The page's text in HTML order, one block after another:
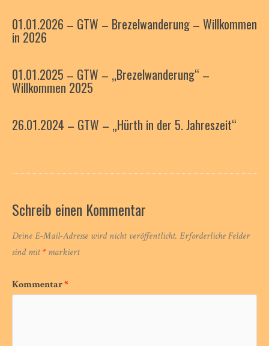
01.01.2026 – GTW – Brezelwanderung – Willkommen
in 2026
01.01.2025 – GTW – „Brezelwanderung“ –
Willkommen 2025
26.01.2024 – GTW – „Hürth in der 5. Jahreszeit“
Schreib einen Kommentar
Deine E-Mail-Adresse wird nicht veröffentlicht. Erforderliche Felder
sind mit*markiert
Kommentar*